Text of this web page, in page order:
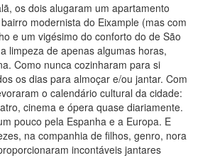
os dois alugaram um apartamento
modernista do Eixample (mas com
e um vigésimo do conforto do de São
limpeza de apenas algumas horas,
Como nunca cozinharam para si
os dias para almoçar e/ou jantar. Com
o calendário cultural da cidade:
cinema e ópera quase diariamente.
pouco pela Espanha e a Europa. E
na companhia de filhos, genro, nora
incontáveis jantares